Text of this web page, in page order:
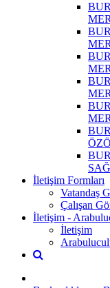
İletişim Formları
Vatandaş
Çalışan
İletişim -
İletişim